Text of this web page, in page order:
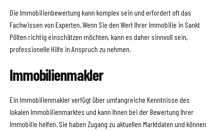
Die Immobilienbewertung kann komplex sein und erfordert oft das
Fachwissen von Experten. Wenn Sie den Wert Ihrer Immobilie in Sankt
Pölten richtig einschätzen möchten, kann es daher sinnvoll sein,
professionelle Hilfe in Anspruch zu nehmen.
Immobilienmakler
Ein Immobilienmakler verfügt über umfangreiche Kenntnisse des
lokalen Immobilienmarktes und kann Ihnen bei der Bewertung Ihrer
Immobilie helfen. Sie haben Zugang zu aktuellen Marktdaten und können